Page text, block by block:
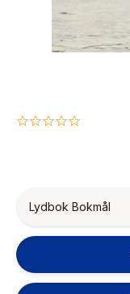
0.0
Lydbok Bokmål